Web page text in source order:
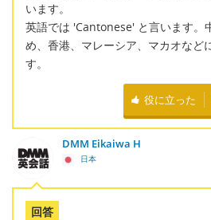
います。
英語では 'Cantonese' と言います。
め、香港、マレーシア、マカオなど
す。
役に立った
DMM Eikaiwa H
日本
回答